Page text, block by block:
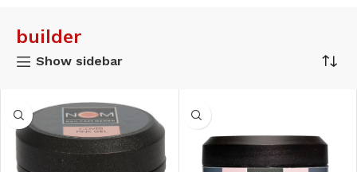
builder
Show sidebar